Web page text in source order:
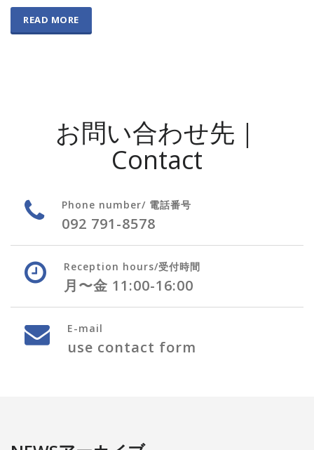
READ MORE
お問い合わせ先｜
Contact
Phone number/ 電話番号
092 791-8578
Reception hours/受付時間
月〜金 11:00-16:00
E-mail
use contact form